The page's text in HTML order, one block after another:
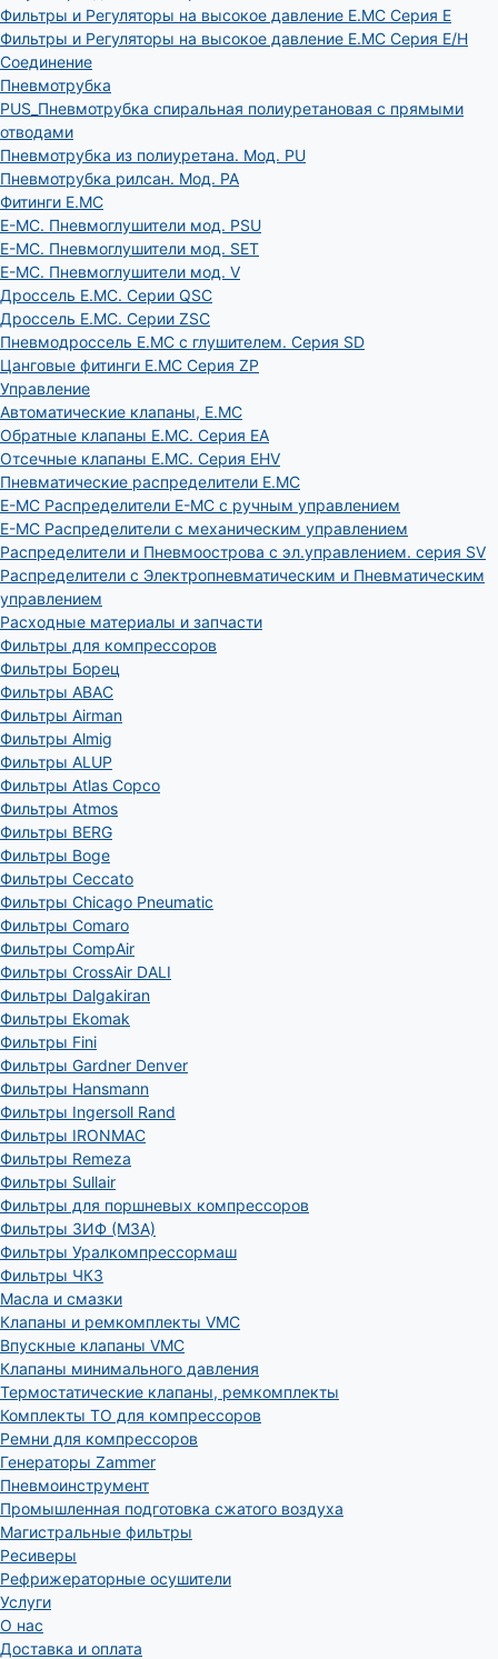
Фильтры и Регуляторы на высокое давление E.MC Серия E
Фильтры и Регуляторы на высокое давление E.MC Серия E/H
Соединение
Пневмотрубка
PUS_Пневмотрубка спиральная полиуретановая с прямыми
отводами
Пневмотрубка из полиуретана. Мод. РU
Пневмотрубка рилсан. Мод. PA
Фитинги E.MC
E-MC. Пневмоглушители мод. PSU
E-MC. Пневмоглушители мод. SET
E-MC. Пневмоглушители мод. V
Дроссель E.MC. Серии QSC
Дроссель E.MC. Серии ZSC
Пневмодроссель E.MC с глушителем. Серия SD
Цанговые фитинги E.MC Серия ZP
Управление
Автоматические клапаны, Е.МС
Обратные клапаны E.MC. Серия EA
Отсечные клапаны E.MC. Серия EHV
Пневматические распределители E.MC
E-MC Распределители E-MC с ручным управлением
E-MC Распределители с механическим управлением
Распределители и Пневмоострова с эл.управлением. серия SV
Распределители с Электропневматическим и Пневматическим
управлением
Расходные материалы и запчасти
Фильтры для компрессоров
Фильтры Борец
Фильтры ABAC
Фильтры Airman
Фильтры Almig
Фильтры ALUP
Фильтры Atlas Copco
Фильтры Atmos
Фильтры BERG
Фильтры Boge
Фильтры Ceccato
Фильтры Chicago Pneumatic
Фильтры Comaro
Фильтры CompAir
Фильтры CrossAir DALI
Фильтры Dalgakiran
Фильтры Ekomak
Фильтры Fini
Фильтры Gardner Denver
Фильтры Hansmann
Фильтры Ingersoll Rand
Фильтры IRONMAC
Фильтры Remeza
Фильтры Sullair
Фильтры для поршневых компрессоров
Фильтры ЗИФ (МЗА)
Фильтры Уралкомпрессормаш
Фильтры ЧКЗ
Масла и смазки
Клапаны и ремкомплекты VMC
Впускные клапаны VMC
Клапаны минимального давления
Термостатические клапаны, ремкомплекты
Комплекты ТО для компрессоров
Ремни для компрессоров
Генераторы Zammer
Пневмоинструмент
Промышленная подготовка сжатого воздуха
Магистральные фильтры
Ресиверы
Рефрижераторные осушители
Услуги
О нас
Доставка и оплата